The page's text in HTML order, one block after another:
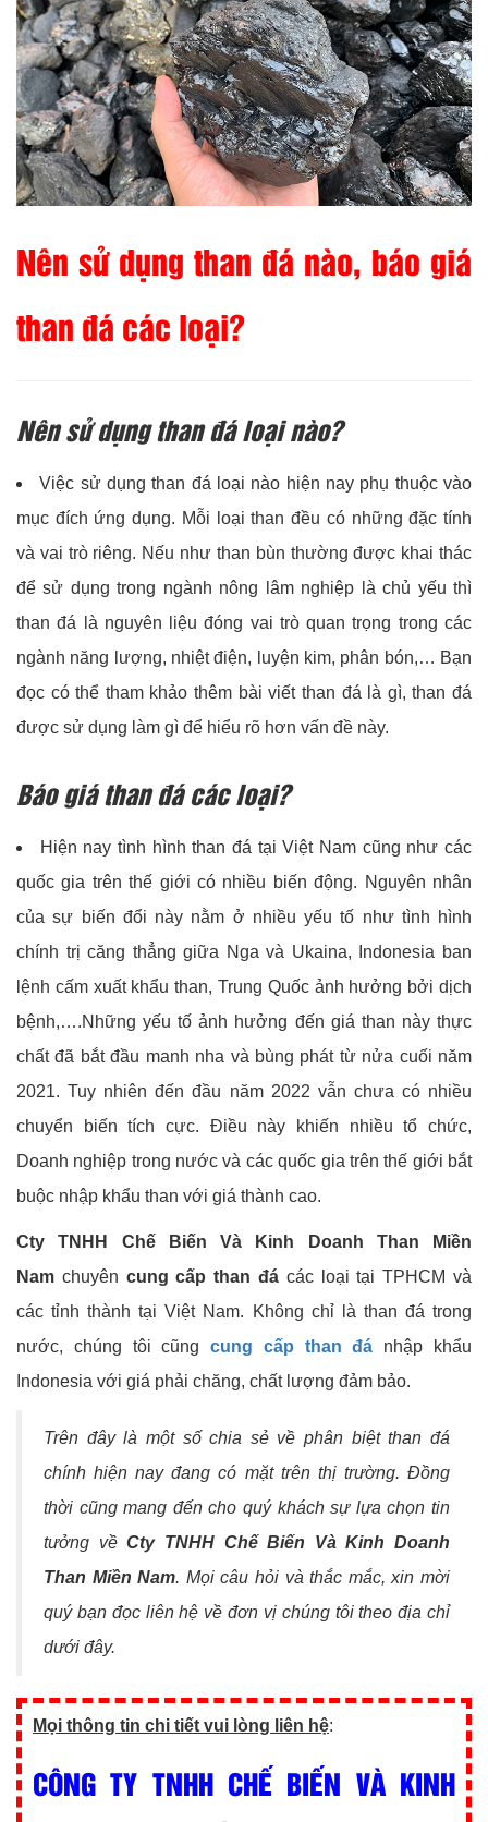
Nên sử dụng than đá nào, báo giá
than đá các loại?
Nên sử dụng than đá loại nào?
Việc sử dụng than đá loại nào hiện nay phụ thuộc vào
mục đích ứng dụng. Mỗi loại than đều có những đặc tính
và vai trò riêng. Nếu như than bùn thường được khai thác
để sử dụng trong ngành nông lâm nghiệp là chủ yếu thì
than đá là nguyên liệu đóng vai trò quan trọng trong các
ngành năng lượng, nhiệt điện, luyện kim, phân bón,… Bạn
đọc có thể tham khảo thêm bài viết than đá là gì, than đá
được sử dụng làm gì để hiểu rõ hơn vấn đề này.
Báo giá than đá các loại?
Hiện nay tình hình than đá tại Việt Nam cũng như các
quốc gia trên thế giới có nhiều biến động. Nguyên nhân
của sự biến đổi này nằm ở nhiều yếu tố như tình hình
chính trị căng thẳng giữa Nga và Ukaina, Indonesia ban
lệnh cấm xuất khẩu than, Trung Quốc ảnh hưởng bởi dịch
bệnh,….Những yếu tố ảnh hưởng đến giá than này thực
chất đã bắt đầu manh nha và bùng phát từ nửa cuối năm
2021. Tuy nhiên đến đầu năm 2022 vẫn chưa có nhiều
chuyển biến tích cực. Điều này khiến nhiều tổ chức,
Doanh nghiệp trong nước và các quốc gia trên thế giới bắt
buộc nhập khẩu than với giá thành cao.
Cty TNHH Chế Biến Và Kinh Doanh Than Miền
Nam chuyên cung cấp than đá các loại tại TPHCM và
các tỉnh thành tại Việt Nam. Không chỉ là than đá trong
nước, chúng tôi cũngcung cấp than đá nhập khẩu
Indonesia với giá phải chăng, chất lượng đảm bảo.
Trên đây là một số chia sẻ về phân biệt than đá
chính hiện nay đang có mặt trên thị trường. Đồng
thời cũng mang đến cho quý khách sự lựa chọn tin
tưởng vềCty TNHH Chế Biến Và Kinh Doanh
Than Miền Nam. Mọi câu hỏi và thắc mắc, xin mời
quý bạn đọc liên hệ về đơn vị chúng tôi theo địa chỉ
dưới đây.
Mọi thông tin chi tiết vui lòng liên hệ:
CÔNG TY TNHH CHẾ BIẾN VÀ KINH